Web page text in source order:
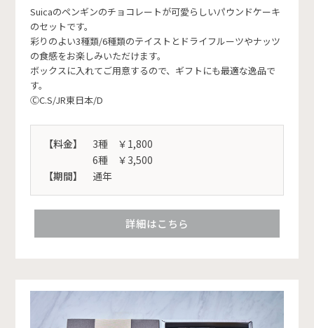
Suicaのペンギンのチョコレートが可愛らしいパウンドケーキ
のセットです。
彩りのよい3種類/6種類のテイストとドライフルーツやナッツ
の食感をお楽しみいただけます。
ボックスに入れてご用意するので、ギフトにも最適な逸品で
す。
ⒸC.S/JR東日本/D
【料金】
3種 ￥1,800
6種 ￥3,500
【期間】
通年
詳細はこちら